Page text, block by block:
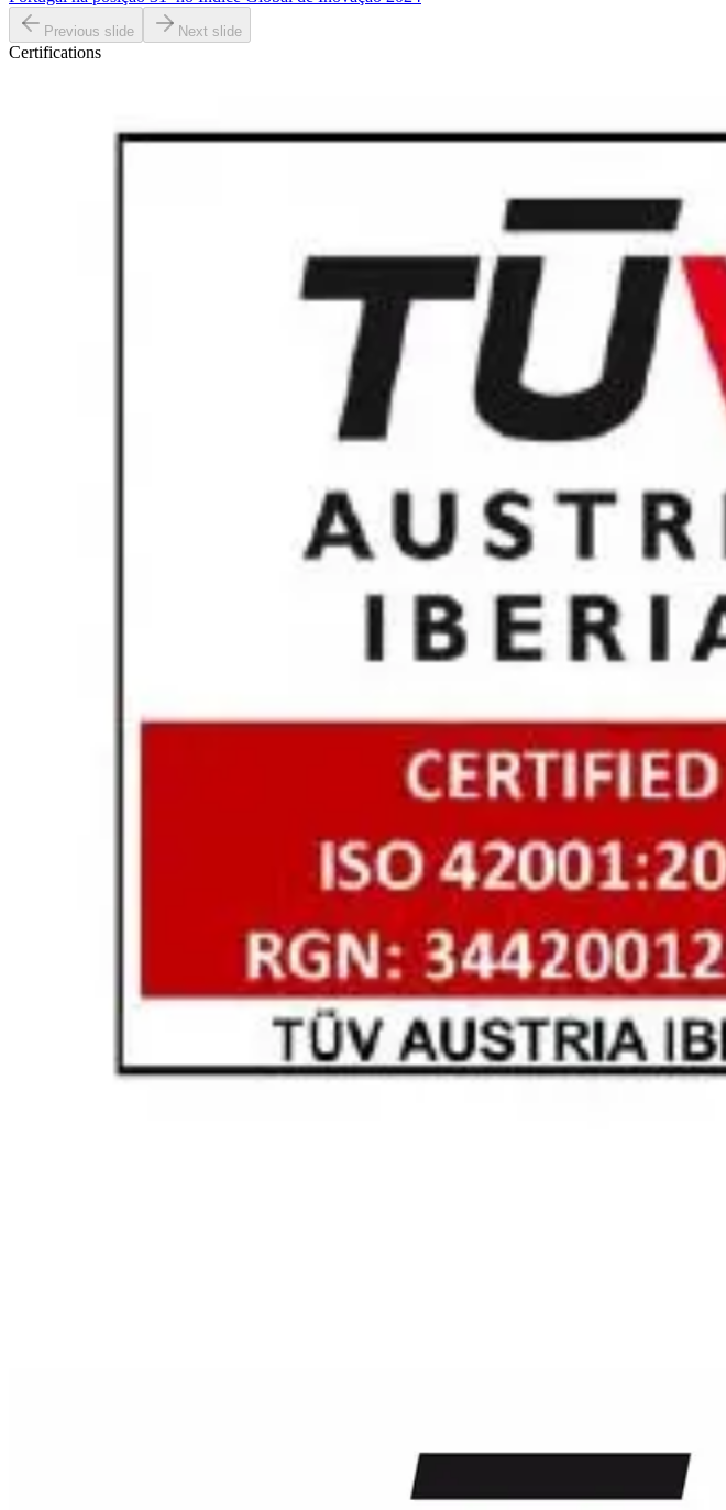
Previous slide Next slide
Certifications